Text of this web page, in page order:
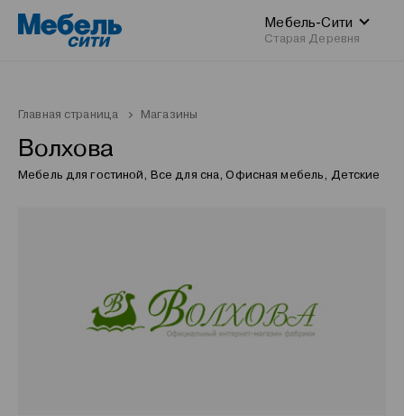
Мебель-Сити
Старая Деревня
Главная страница Магазины
Волхова
Мебель для гостиной, Все для сна, Офисная мебель, Детские